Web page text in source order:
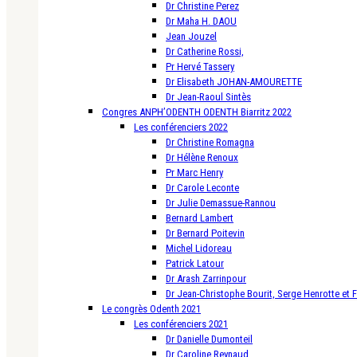
Dr Christine Perez
Dr Maha H. DAOU
Jean Jouzel
Dr Catherine Rossi,
Pr Hervé Tassery
Dr Elisabeth JOHAN-AMOURETTE
Dr Jean-Raoul Sintès
Congres ANPH’ODENTH ODENTH Biarritz 2022
Les conférenciers 2022
Dr Christine Romagna
Dr Hélène Renoux
Pr Marc Henry
Dr Carole Leconte
Dr Julie Demassue-Rannou
Bernard Lambert
Dr Bernard Poitevin
Michel Lidoreau
Patrick Latour
Dr Arash Zarrinpour
Dr Jean-Christophe Bourit, Serge Henrotte et
Le congrès Odenth 2021
Les conférenciers 2021
Dr Danielle Dumonteil
Dr Caroline Reynaud